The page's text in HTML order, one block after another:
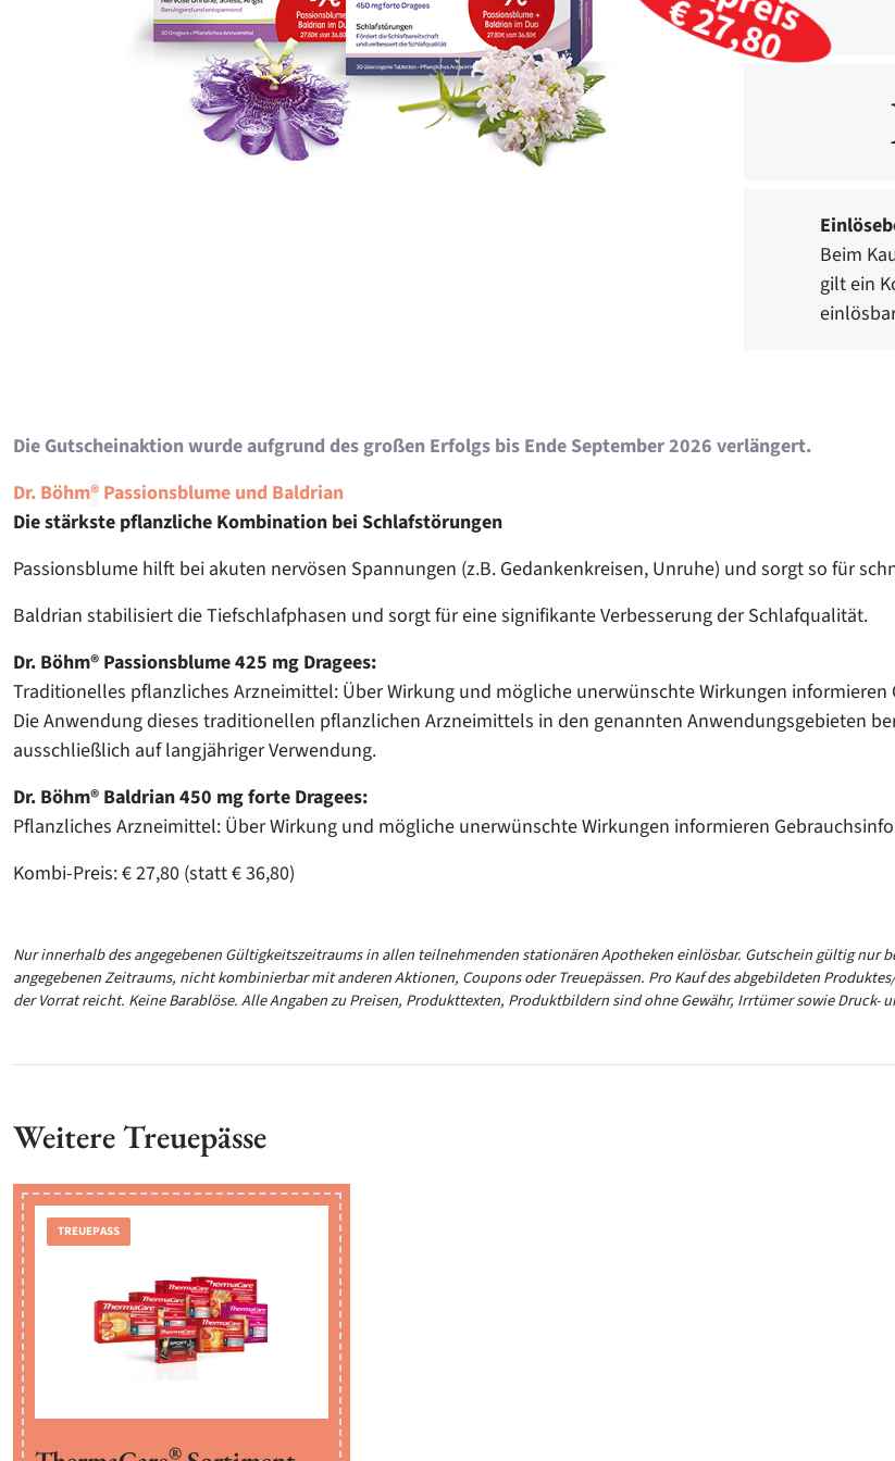
Beim
gilt ein
€ 27,80
Die Gutscheinaktion wurde aufgrund des großen Erfolgs bis Ende September 2026 verlängert.
Dr. Böhm® Passionsblume und Baldrian
Die stärkste pflanzliche Kombination bei Schlafstörungen
Passionsblume hilft bei akuten nervösen Spannungen (z.B. Gedankenkreisen, Unruhe) und sorgt so für
Baldrian stabilisiert die Tiefschlafphasen und sorgt für eine signifikante Verbesserung der Schlafqualität.
Dr. Böhm® Passionsblume 425 mg Dragees:
Traditionelles pflanzliches Arzneimittel: Über Wirkung und mögliche unerwünschte Wirkungen
Die Anwendung dieses traditionellen pflanzlichen Arzneimittels in den genannten Anwendungsgebieten
ausschließlich auf langjähriger Verwendung.
Dr. Böhm® Baldrian 450 mg forte Dragees:
Pflanzliches Arzneimittel: Über Wirkung und mögliche unerwünschte Wirkungen informieren
Kombi-Preis: € 27,80 (statt € 36,80)
Nur innerhalb des angegebenen Gültigkeitszeitraums in allen teilnehmenden stationären Apotheken einlösbar. Gutschein gültig nur
angegebenen Zeitraums, nicht kombinierbar mit anderen Aktionen, Coupons oder Treuepässen. Pro Kauf des abgebildeten
der Vorrat reicht. Keine Barablöse. Alle Angaben zu Preisen, Produkttexten, Produktbildern sind ohne Gewähr, Irrtümer sowie Druck-
Weitere Treuepässe
TREUEPASS
®